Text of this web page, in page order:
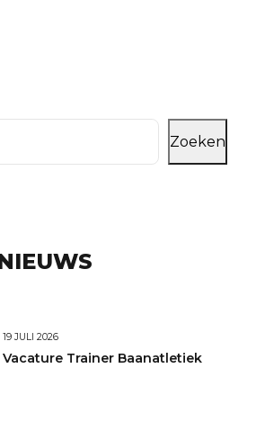
Zoeken
19 JULI 2026
Vacature Trainer Baanatletiek